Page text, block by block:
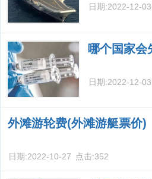
日期:2022-12-03
哪个国家会
日期:2022-12-03
外滩游轮费(外滩游艇票价)
日期:2022-10-27 点击:352